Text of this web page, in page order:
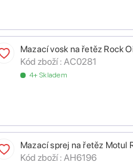
Mazací vosk na řetěz Rock
Kód zboží : AC0281
4+ Skladem
Mazací sprej na řetěz Motul
Kód zboží : AH6196